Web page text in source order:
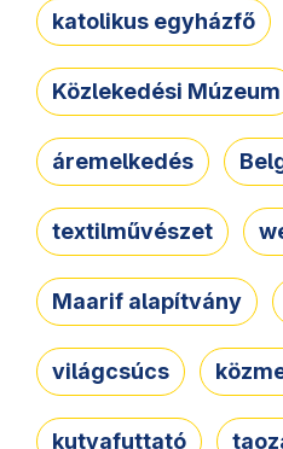
katolikus egyházfő
Közlekedési Múzeum
áremelkedés
textilművészet
Maarif alapítvány
világcsúcs
kutyafuttató